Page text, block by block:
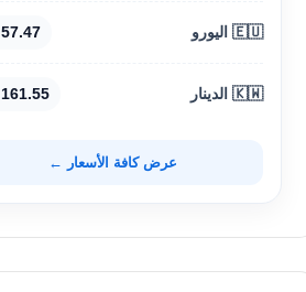
🇪🇺 اليورو 57.47 ج.م
🇰🇼 الدينار 161.55 ج.م
عرض كافة الأسعار ←